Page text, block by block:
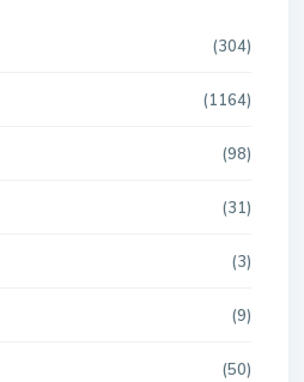
(304)
(1164)
(98)
(31)
(3)
(9)
(50)